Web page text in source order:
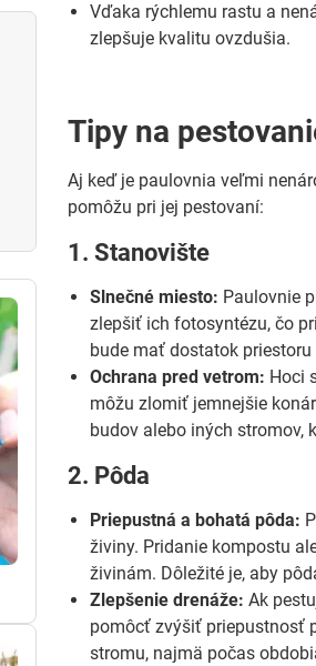
Vďaka rýchlemu rastu a
zlepšuje kvalitu ovzdušia.
Tipy na
Aj keď je paulovnia veľmi
pomôžu pri jej pestovaní:
1. Stanovište
Slnečné miesto: Paulovnie
zlepšiť ich fotosyntézu, čo
bude mať dostatok
Ochrana pred vetrom: Hoci
môžu zlomiť jemnejšie
budov alebo iných stromov,
2. Pôda
Priepustná a bohatá pôda:
živiny. Pridanie kompostu
živinám. Dôležité je, aby
Zlepšenie drenáže: Ak
pomôcť zvýšiť priepustnosť
stromu, najmä počas